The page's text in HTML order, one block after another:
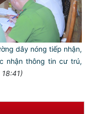
dây nóng tiếp nhận,
nhận thông tin cư trú,